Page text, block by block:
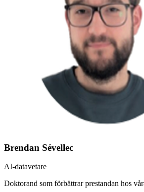
Brendan Sévellec
AI-datavetare
Doktorand som förbättrar prestandan hos